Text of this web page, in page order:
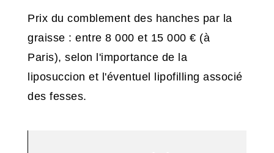
Prix du comblement des hanches par la
graisse : entre 8 000 et 15 000 € (à
Paris), selon l'importance de la
liposuccion et l'éventuel lipofilling associé
des fesses.